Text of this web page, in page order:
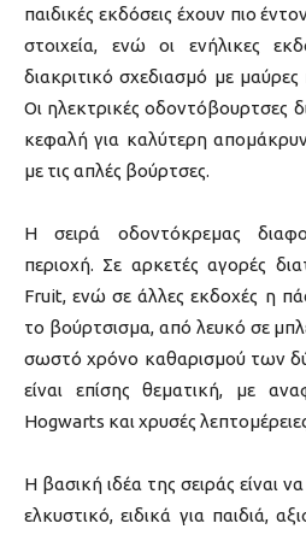
παιδικές εκδόσεις έχουν πιο
στοιχεία, ενώ οι ενήλικες
διακριτικό σχεδιασμό με μαύρες
Οι ηλεκτρικές οδοντόβουρτσες
κεφαλή για καλύτερη
με τις απλές βούρτσες.
Η σειρά οδοντόκρεμας
περιοχή. Σε αρκετές αγορές
Fruit, ενώ σε άλλες εκδοχές η
το βούρτσισμα, από λευκό σε
σωστό χρόνο καθαρισμού των
είναι επίσης θεματική, με
Hogwarts και χρυσές
Η βασική ιδέα της σειράς είναι
ελκυστικό, ειδικά για παιδιά,